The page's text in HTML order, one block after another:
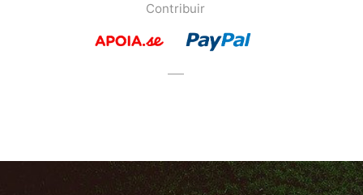
Contribuir